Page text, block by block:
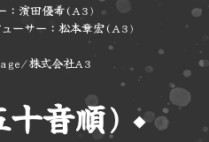
：濱田優希(A3)
ーサー：松本章宏(A3)
株式会社A3
音順) ◆